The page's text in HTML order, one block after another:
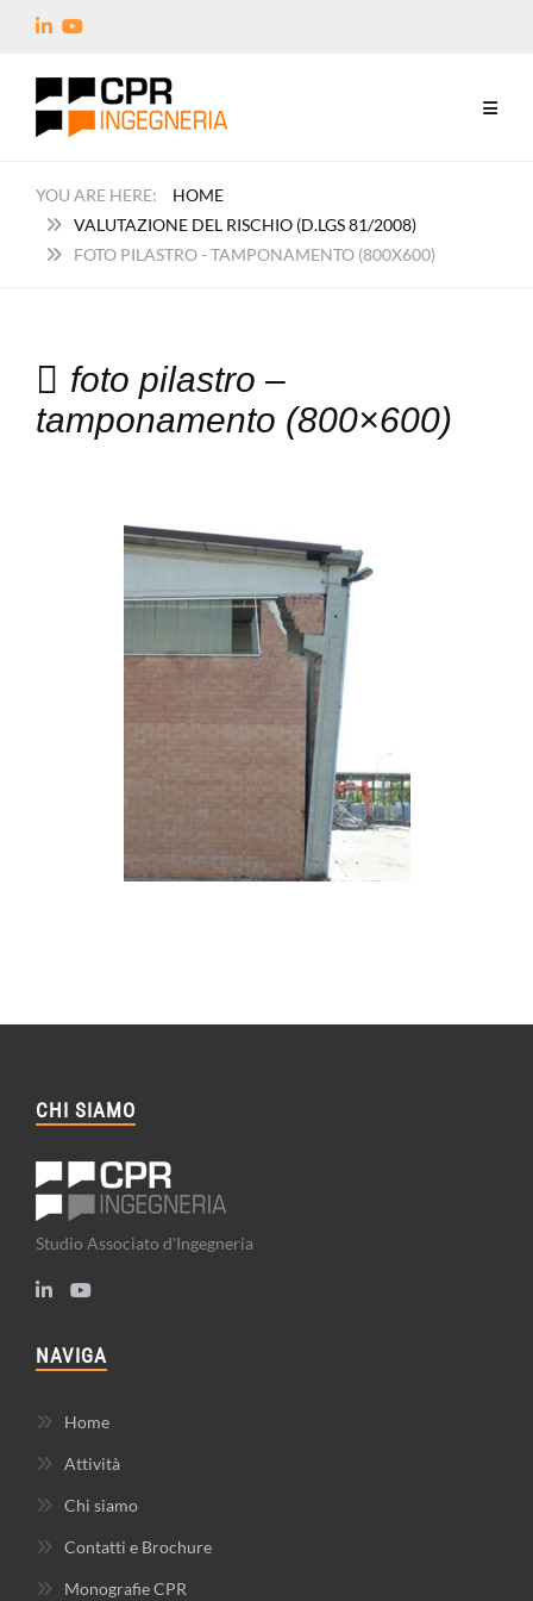
HOME
VALUTAZIONE DEL RISCHIO (D.LGS 81/2008)
FOTO PILASTRO - TAMPONAMENTO (800X600)
foto pilastro –
tamponamento (800×600)
CHI SIAMO
Studio Associato d'Ingegneria
NAVIGA
Home
Attività
Chi siamo
Contatti e Brochure
Monografie CPR